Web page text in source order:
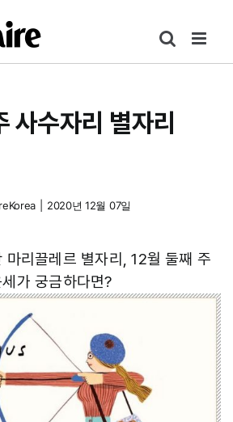
사수자리 별자리
2020년 12월 07일
마리끌레르 별자리, 12월 둘째 주
가 궁금하다면?